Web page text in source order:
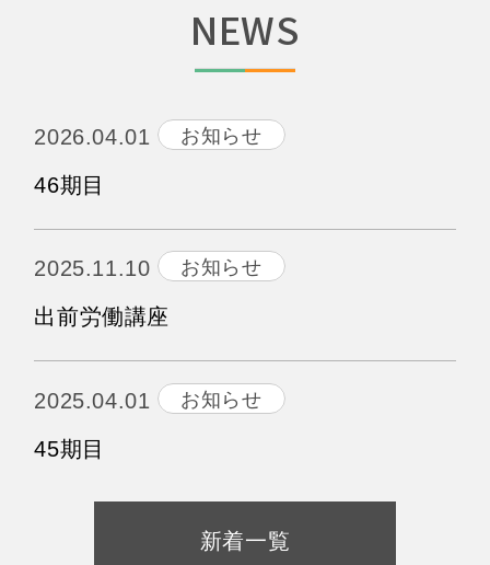
NEWS
2026.04.01 お知らせ
46期目
2025.11.10 お知らせ
出前労働講座
2025.04.01 お知らせ
45期目
新着一覧